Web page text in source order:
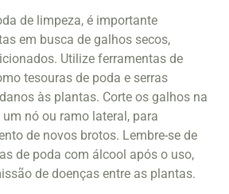
de limpeza, é importante
em busca de galhos secos,
Utilize ferramentas de
tesouras de poda e serras
às plantas. Corte os galhos na
nó ou ramo lateral, para
de novos brotos. Lembre-se de
de poda com álcool após o uso,
de doenças entre as plantas.